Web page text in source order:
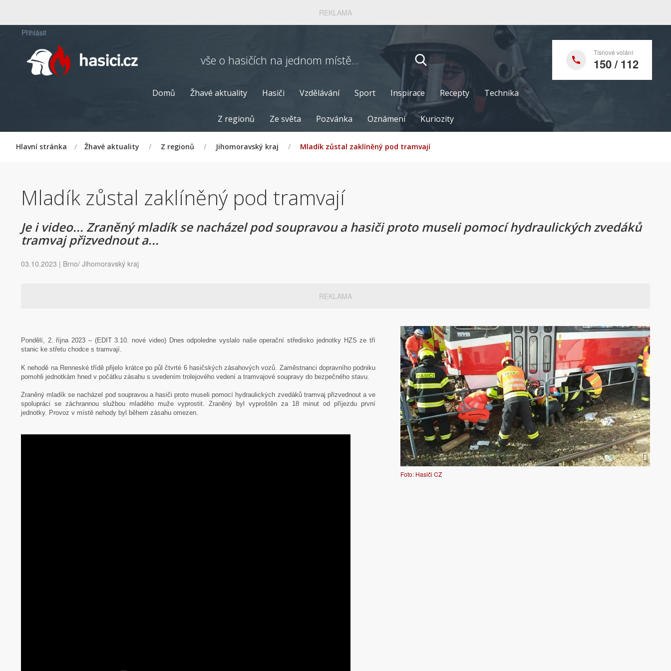
REKLAMA
Přihlásit
vše o hasičích na jednom místě... Tísňové volání
150 / 112
Domů Žhavé aktuality Hasiči Vzdělávání Sport Inspirace Recepty Technika
Z regionů Ze světa Pozvánka Oznámení Kuriozity
Hlavní stránka / Žhavé aktuality / Z regionů / Jihomoravský kraj / Mladík zůstal zaklíněný pod tramvají
Mladík zůstal zaklíněný pod tramvají
Je i video... Zraněný mladík se nacházel pod soupravou a hasiči proto museli pomocí hydraulických zvedáků
tramvaj přizvednout a...
03.10.2023 | Brno/ Jihomoravský kraj
REKLAMA
Foto: Hasiči CZ
Pondělí, 2. října 2023 – (EDIT 3.10. nové video) Dnes odpoledne vyslalo naše operační středisko jednotky HZS ze tří
stanic ke střetu chodce s tramvají.
K nehodě na Renneské třídě přijelo krátce po půl čtvrté 6 hasičských zásahových vozů. Zaměstnanci dopravního podniku
pomohli jednotkám hned v počátku zásahu s uvedením trolejového vedení a tramvajové soupravy do bezpečného stavu.
Zraněný mladík se nacházel pod soupravou a hasiči proto museli pomocí hydraulických zvedáků tramvaj přizvednout a ve
spolupráci se záchrannou službou mladého muže vyprostit. Zraněný byl vyproštěn za 18 minut od příjezdu první
jednotky. Provoz v místě nehody byl během zásahu omezen.